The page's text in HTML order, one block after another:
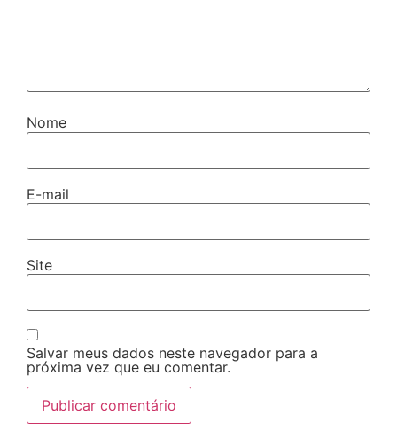
Nome
E-mail
Site
Salvar meus dados neste navegador para a
próxima vez que eu comentar.